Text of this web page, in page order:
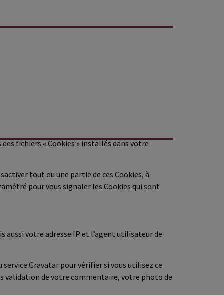
fichiers « Cookies » installés dans votre
tout ou une partie de ces Cookies, à
pour vous signaler les Cookies qui sont
aussi votre adresse IP et l’agent utilisateur de
Gravatar pour vérifier si vous utilisez ce
validation de votre commentaire, votre photo de